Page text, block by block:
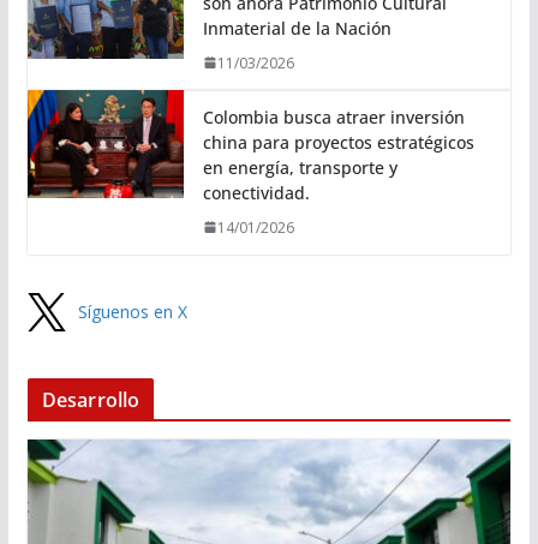
Inmaterial de la Nación
11/03/2026
Colombia busca atraer inversión
china para proyectos estratégicos
en energía, transporte y
conectividad.
14/01/2026
Síguenos en X
Desarrollo